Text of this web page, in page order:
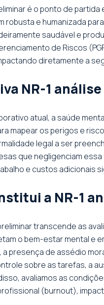
é o ponto de
robusta e humanizada
saudável e
de Riscos
diretamente a
NR-1
atual, a saúde
mapear os perigos e
legal a ser
que negligenciam
e custos adicionais
a NR-1
transcende as
o bem-estar mental e
a presença de assédio
sobre as tarefas, a
avaliamos as
(burnout),